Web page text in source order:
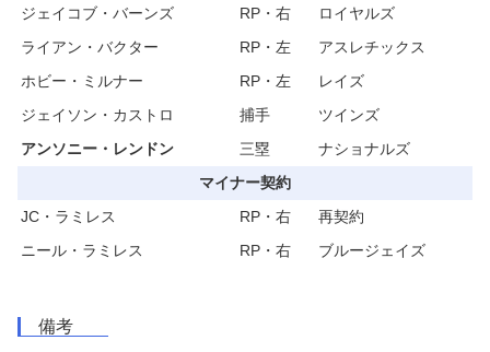
ジェイコブ・バーンズ
RP・右
ロイヤルズ
ライアン・バクター
RP・左
アスレチックス
ホビー・ミルナー
RP・左
レイズ
ジェイソン・カストロ
捕手
ツインズ
アンソニー・レンドン
三塁
ナショナルズ
マイナー契約
JC・ラミレス
RP・右
再契約
ニール・ラミレス
RP・右 ブルージェイズ
備考